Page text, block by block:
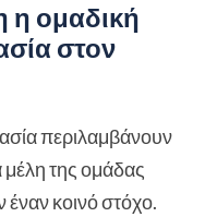
η ομαδική
στον
περιλαμβάνουν
μέλη της ομάδας
έναν κοινό στόχο.